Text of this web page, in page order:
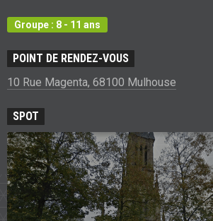
Groupe : 8 - 11 ans
POINT DE RENDEZ-VOUS
10 Rue Magenta, 68100 Mulhouse
SPOT